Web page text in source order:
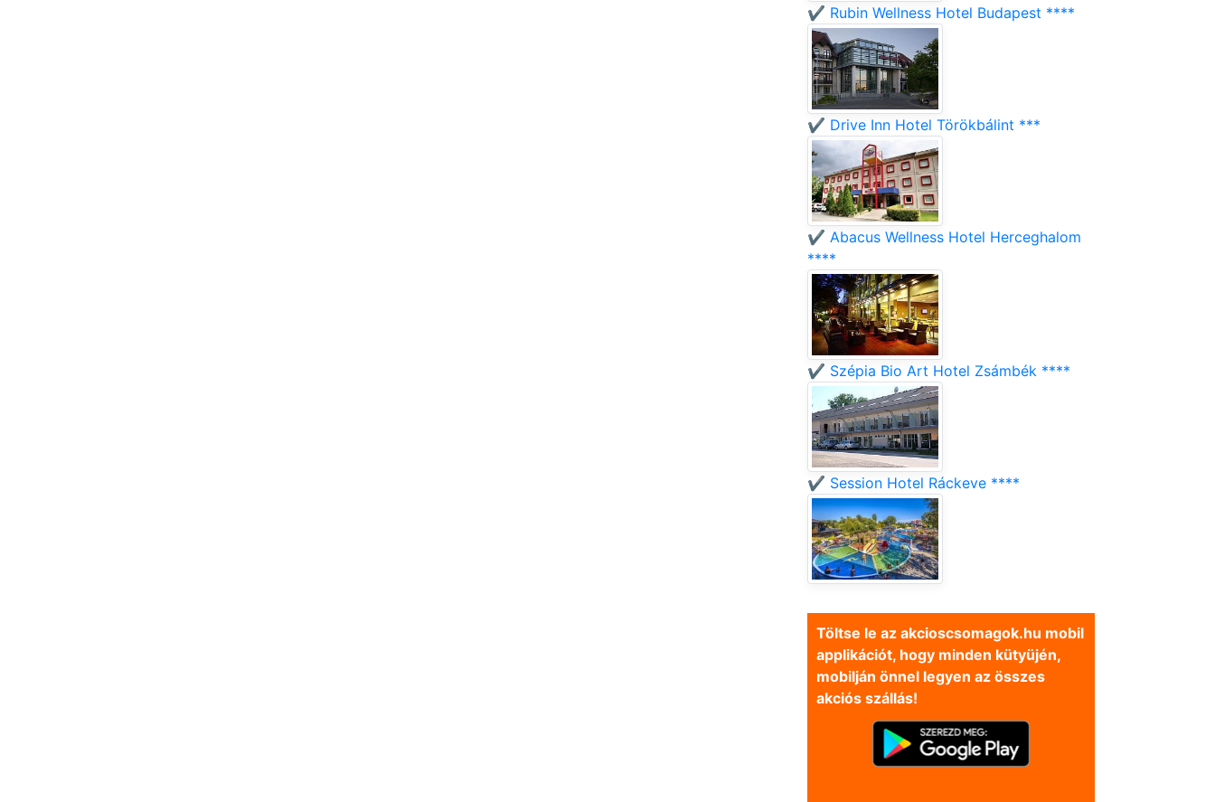
✔️ Rubin Wellness Hotel Budapest ****
✔️ Drive Inn Hotel Törökbálint ***
✔️ Abacus Wellness Hotel Herceghalom
****
✔️ Szépia Bio Art Hotel Zsámbék ****
✔️ Session Hotel Ráckeve ****
Töltse le az akcioscsomagok.hu mobil
applikációt, hogy minden kütyüjén,
mobilján önnel legyen az összes
akciós szállás!